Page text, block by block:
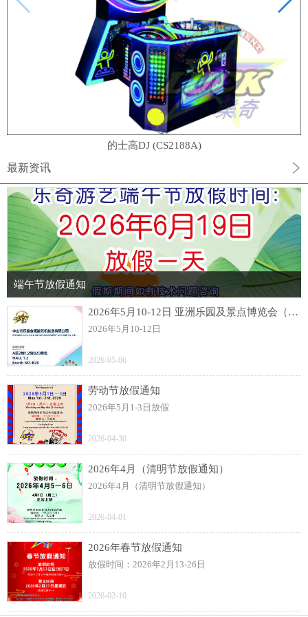
的士高DJ (CS2188A)
最新资讯
端午节放假通知
2026年5月10-12日 亚洲乐园及景点博览会（AAA）展
2026年5月10-12日
2026-05-06
劳动节放假通知
2026年5月1-3日放假
2026-04-30
2026年4月（清明节放假通知）
2026年4月（清明节放假通知）
2026-04-01
2026年春节放假通知
放假时间：2026年2月13-26日
2026-02-10